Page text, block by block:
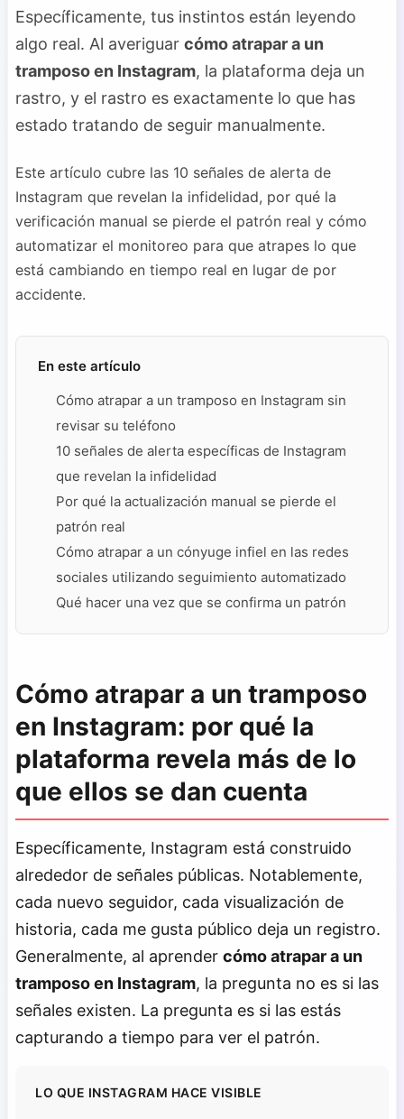
Específicamente, tus instintos están leyendo
algo real. Al averiguar cómo atrapar a un
tramposo en Instagram, la plataforma deja un
rastro, y el rastro es exactamente lo que has
estado tratando de seguir manualmente.
Este artículo cubre las 10 señales de alerta de
Instagram que revelan la infidelidad, por qué la
verificación manual se pierde el patrón real y cómo
automatizar el monitoreo para que atrapes lo que
está cambiando en tiempo real en lugar de por
accidente.
En este artículo
Cómo atrapar a un tramposo en Instagram sin
revisar su teléfono
10 señales de alerta específicas de Instagram
que revelan la infidelidad
Por qué la actualización manual se pierde el
patrón real
Cómo atrapar a un cónyuge infiel en las redes
sociales utilizando seguimiento automatizado
Qué hacer una vez que se confirma un patrón
Cómo atrapar a un tramposo
en Instagram: por qué la
plataforma revela más de lo
que ellos se dan cuenta
Específicamente, Instagram está construido
alrededor de señales públicas. Notablemente,
cada nuevo seguidor, cada visualización de
historia, cada me gusta público deja un registro.
Generalmente, al aprender cómo atrapar a un
tramposo en Instagram, la pregunta no es si las
señales existen. La pregunta es si las estás
capturando a tiempo para ver el patrón.
LO QUE INSTAGRAM HACE VISIBLE